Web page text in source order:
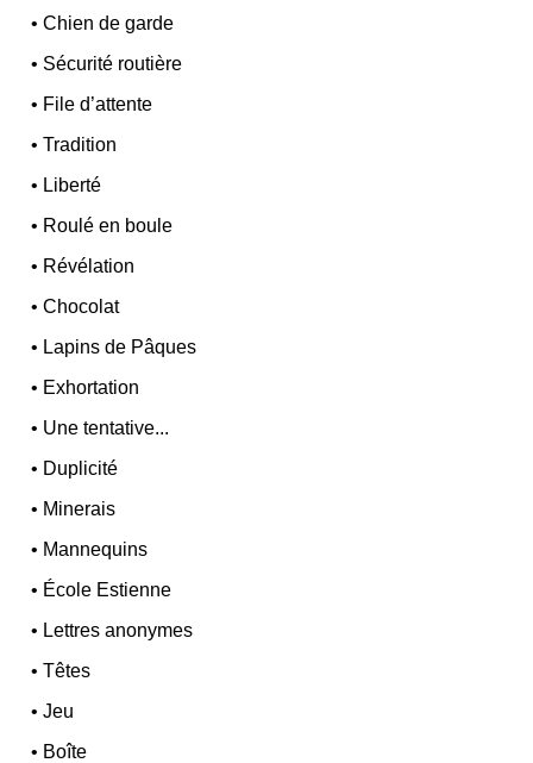
•Chien de garde
• Sécurité routière
• File d’attente
•Tradition
• Liberté
• Roulé en boule
• Révélation
•Chocolat
• Lapins de Pâques
• Exhortation
• Une tentative...
• Duplicité
• Minerais
• Mannequins
• École Estienne
• Lettres anonymes
•Têtes
•Jeu
• Boîte